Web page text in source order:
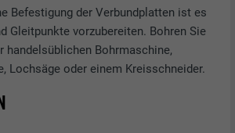
Befestigung der Verbundplatten ist es
Gleitpunkte vorzubereiten. Bohren Sie
handelsüblichen Bohrmaschine,
Lochsäge oder einem Kreisschneider.